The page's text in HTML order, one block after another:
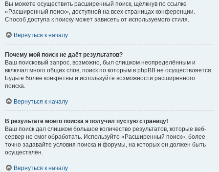
Вы можете осуществить расширенный поиск, щёлкнув по ссылке
«Расширенный поиск», доступной на всех страницах конференции.
Способ доступа к поиску может зависеть от используемого стиля.
Вернуться к началу
Почему мой поиск не даёт результатов?
Ваш поисковый запрос, возможно, был слишком неопределённым и
включал много общих слов, поиск по которым в phpBB не осуществляется.
Будьте более конкретны и используйте возможности расширенного
поиска.
Вернуться к началу
В результате моего поиска я получил пустую страницу!
Ваш поиск дал слишком большое количество результатов, которые веб-
сервер не смог обработать. Используйте «Расширенный поиск», более
точно задавайте условия поиска и форумы, на которых он должен быть
осуществлён.
Вернуться к началу